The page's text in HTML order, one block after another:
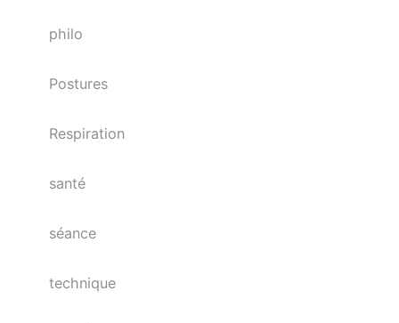
philo
Postures
Respiration
santé
séance
technique